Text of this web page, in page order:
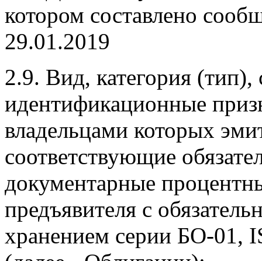
котором составлено
29.01.2019
2.9. Вид, категория
идентификационные
владельцами которых
соответствующие
документарные
предъявителя с
хранением серии БО-01,